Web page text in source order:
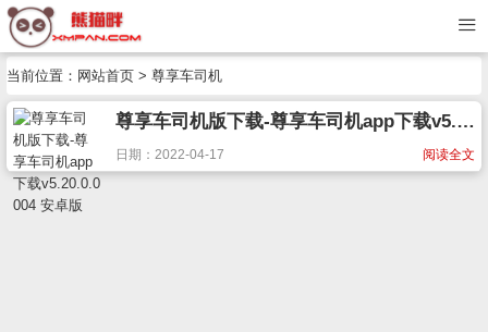
当前位置： 网站首页 > 尊享车司机
尊享车司机版下载-尊享车司机app下载v5.20.0.0004 安卓版
阅读全文
日期：2022-04-17